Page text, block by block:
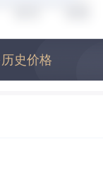
史价格